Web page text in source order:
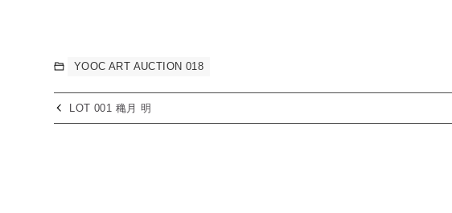
YOOC ART AUCTION 018
LOT 001 穐月 明